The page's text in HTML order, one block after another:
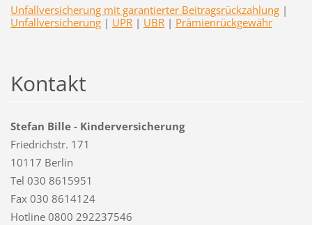
Unfallversicherung mit garantierter Beitragsrückzahlung |
Unfallversicherung | UPR | UBR | Prämienrückgewähr
Kontakt
Stefan Bille - Kinderversicherung
Friedrichstr. 171
10117 Berlin
Tel 030 8615951
Fax 030 8614124
Hotline 0800 292237546